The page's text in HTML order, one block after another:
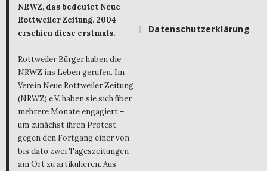
NRWZ, das bedeutet Neue
Rottweiler Zeitung. 2004
erschien diese erstmals.
Rottweiler Bürger haben die
NRWZ ins Leben gerufen. Im
Verein Neue Rottweiler Zeitung
(NRWZ) e.V. haben sie sich über
mehrere Monate engagiert –
um zunächst ihren Protest
gegen den Fortgang einer von
bis dato zwei Tageszeitungen
am Ort zu artikulieren. Aus
Datenschutzerklärung